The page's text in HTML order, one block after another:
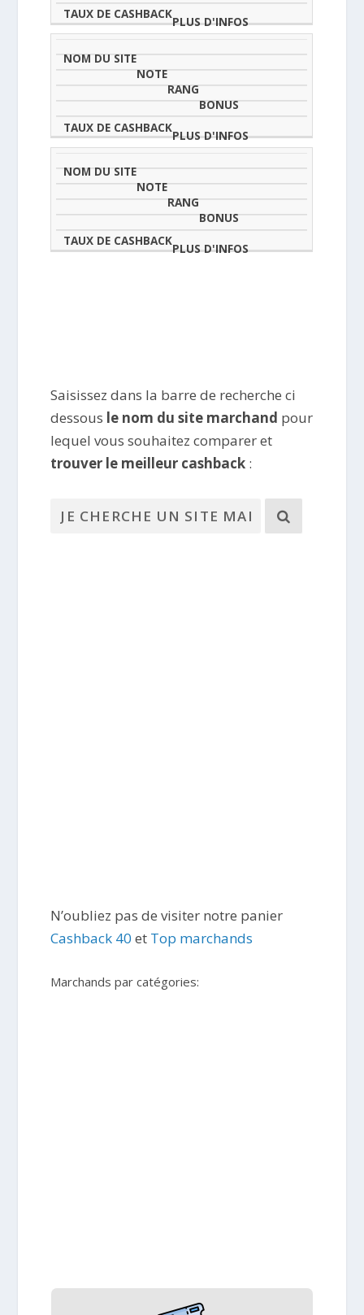
Saisissez dans la barre de recherche ci
dessous le nom du site marchand pour
lequel vous souhaitez comparer et
trouver le meilleur cashback :
N’oubliez pas de visiter notre panier
Cashback 40 et Top marchands
Marchands par catégories: